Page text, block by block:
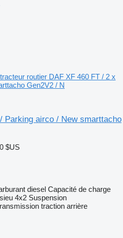
tracteur routier DAF XF 460 FT / 2 x
Gen2V2 / N
Parking airco / New smarttacho
$US
diesel Capacité de charge
4x2 Suspension
traction arrière